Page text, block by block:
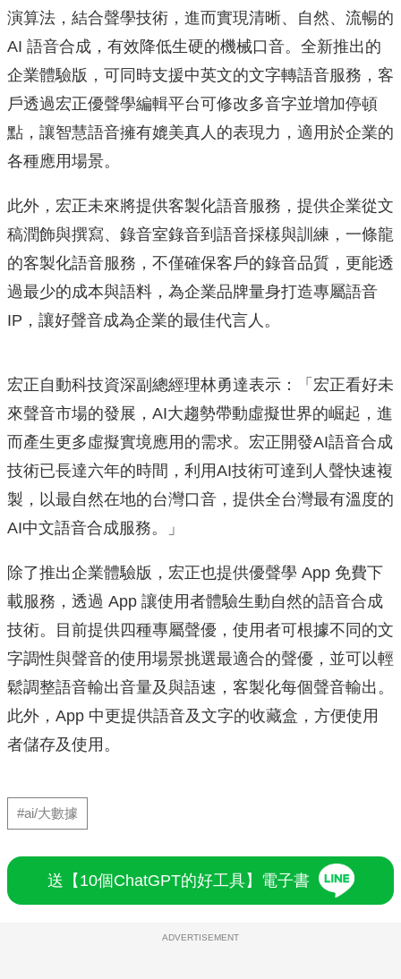
演算法， 結合聲學技術，進而實現清晰、自然、流暢的
AI 語音合成， 有效降低生硬的機械口音。全新推出的
企業體驗版， 可同時支援中英文的文字轉語音服務， 客
戶透過宏正優聲學編輯平台可修改多音字並增加停頓
點， 讓智慧語音擁有媲美真人的表現力，適用於企業的
各種應用場景。
此外，宏正未來將提供客製化語音服務， 提供企業從文
稿潤飾與撰寫、錄音室錄音到語音採樣與訓練， 一條龍
的客製化語音服務，不僅確保客戶的錄音品質， 更能透
過最少的成本與語料，為企業品牌量身打造專屬語音
IP， 讓好聲音成為企業的最佳代言人。
宏正自動科技資深副總經理林勇達表示：「宏正看好未
來聲音市場的發展，AI大趨勢帶動虛擬世界的崛起， 進
而產生更多虛擬實境應用的需求。宏正開發AI語音合成
技術已長達六年的時間，利用AI技術可達到人聲快速複
製， 以最自然在地的台灣口音，提供全台灣最有溫度的
AI中文語音合成服務。」
除了推出企業體驗版，宏正也提供優聲學 App 免費下
載服務，透過 App 讓使用者體驗生動自然的語音合成
技術。 目前提供四種專屬聲優， 使用者可根據不同的文
字調性與聲音的使用場景挑選最適合的聲優， 並可以輕
鬆調整語音輸出音量及與語速，客製化每個聲音輸出。
此外，App 中更提供語音及文字的收藏盒， 方便使用
者儲存及使用。
#ai/大數據
送【10個ChatGPT的好工具】電子書
ADVERTISEMENT